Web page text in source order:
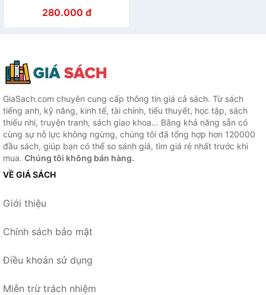
Tổ Chức Cơ Quan Điều Tra
Hình Sự Luật Thi Hành Tạm
Giữ Tạm Giam
280.000 đ
GiaSach.com chuyên cung cấp thông tin giá cả sách. Từ sách
tiếng anh, kỹ năng, kinh tế, tài chính, tiểu thuyết, học tập, sách
thiếu nhi, truyện tranh, sách giao khoa... Bằng khả năng sẵn có
cùng sự nỗ lực không ngừng, chúng tôi đã tổng hợp hơn 120000
đầu sách, giúp bạn có thể so sánh giá, tìm giá rẻ nhất trước khi
mua. Chúng tôi không bán hàng.
VỀ GIÁ SÁCH
Giới thiệu
Chính sách bảo mật
Điều khoản sử dụng
Miễn trừ trách nhiệm